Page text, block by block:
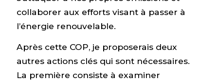
collaborer aux efforts visant à passer à
l’énergie renouvelable.
Après cette COP, je proposerais deux
autres actions clés qui sont nécessaires.
La première consiste à examiner